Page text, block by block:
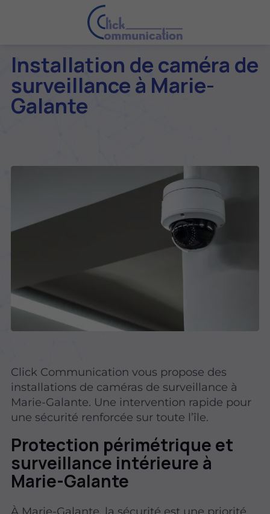
Installation de caméra de
surveillance à Marie-
Galante
Click Communication vous propose des
installations de caméras de surveillance à
Marie-Galante. Une intervention rapide pour
une sécurité renforcée sur toute l’île.
Protection périmétrique et
surveillance intérieure à
Marie-Galante